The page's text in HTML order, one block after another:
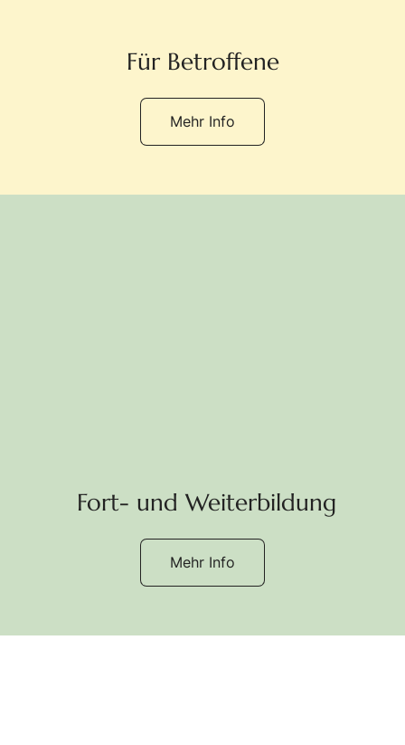
Für Betroffene
Mehr Info
Fort- und Weiterbildung
Mehr Info